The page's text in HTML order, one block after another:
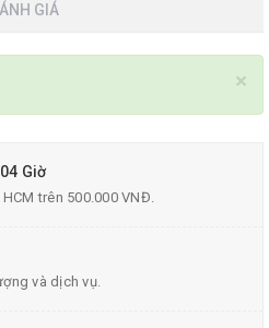
GIÁ
×
Giờ
trên 500.000 VNĐ.
và dịch vụ.